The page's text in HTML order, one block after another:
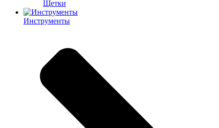
Щетки
Инструменты